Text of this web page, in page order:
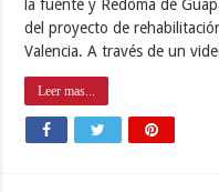
la fuente y Redoma de
del proyecto de
Valencia. A través de un
Leer mas...